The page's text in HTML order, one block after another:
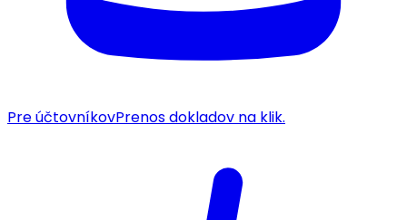
Pre účtovníkovPrenos dokladov na klik.